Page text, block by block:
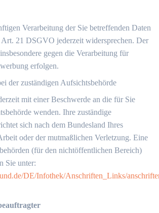
Verarbeitung der Sie betreffenden Daten
Art. 21 DSGVO jederzeit widersprechen. Der
gegen die Verarbeitung für
erfolgen.
der zuständigen Aufsichtsbehörde
mit einer Beschwerde an die für Sie
wenden. Ihre zuständige
sich nach dem Bundesland Ihres
oder der mutmaßlichen Verletzung. Eine
(für den nichtöffentlichen Bereich)
Sie unter:
DE/Infothek/Anschriften_Links/